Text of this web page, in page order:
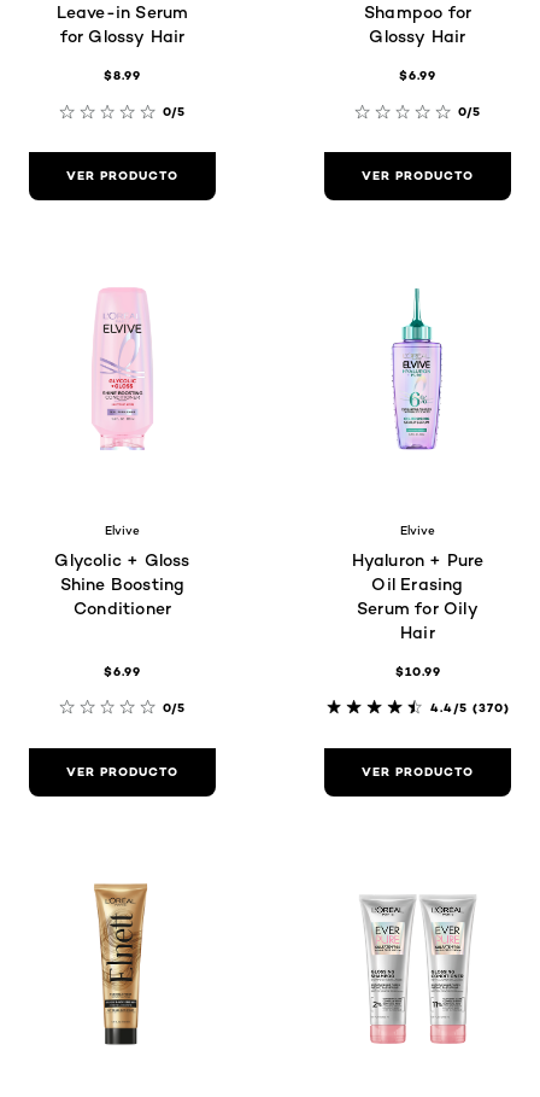
Leave-in Serum
for Glossy Hair
$8.99
0/5
VER PRODUCTO
Shampoo for
Glossy Hair
$6.99
0/5
VER PRODUCTO
Elvive
Glycolic + Gloss
Shine Boosting
Conditioner
$6.99
0/5
VER PRODUCTO
Elvive
Hyaluron + Pure
Oil Erasing
Serum for Oily
Hair
$10.99
4.4/5 (370)
VER PRODUCTO